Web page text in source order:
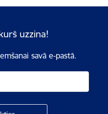
uzzina!
savā e-pastā.